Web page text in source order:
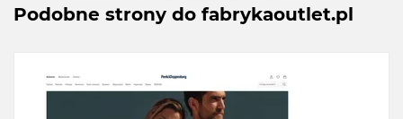
Podobne strony do fabrykaoutlet.pl